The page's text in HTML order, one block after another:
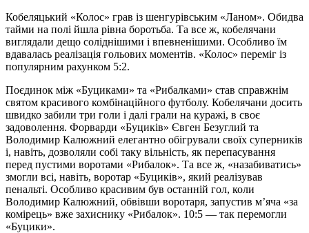
Кобеляцький «Колос» грав із шенгурівським «Ланом». Обидва
тайми на полі йшла рівна боротьба. Та все ж, кобелячани
виглядали дещо соліднішими і впевненішими. Особливо їм
вдавалась реалізація гольових моментів. «Колос» переміг із
популярним рахунком 5:2.
Поєдинок між «Буциками» та «Рибалками» став справжнім
святом красивого комбінаційного футболу. Кобелячани досить
швидко забили три голи і далі грали на куражі, в своє
задоволення. Форварди «Буциків» Євген Безуглий та
Володимир Калюжний елегантно обігрували своїх суперників
і, навіть, дозволяли собі таку вільність, як перепасування
перед пустими воротами «Рибалок». Та все ж, «назабиватись»
змогли всі, навіть, воротар «Буциків», який реалізував
пенальті. Особливо красивим був останній гол, коли
Володимир Калюжний, обвівши воротаря, запустив м’яча «за
комірець» вже захиснику «Рибалок». 10:5 — так перемогли
«Буцики».